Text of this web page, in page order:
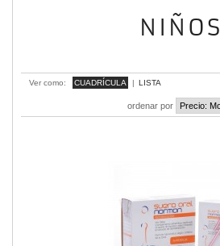
NIÑOS
Ver como: CUADRÍCULA | LISTA
ordenar por